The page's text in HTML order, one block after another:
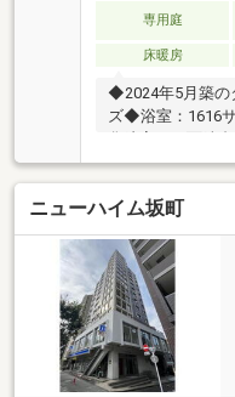
専用庭
床暖房
◆2024年5月築の
ズ◆浴室：1616
化粧室：三面鏡
部充実◆サービス
あり◆約15.2帖
明るい居住空間
房あり◆家具の
をしながらでも
チン◆分譲時オプ
造作◆3つ口ガス
ニューハイム坂町